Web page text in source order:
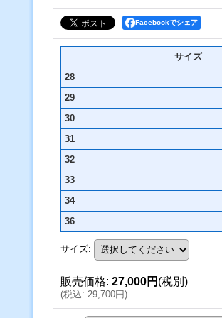
Facebookでシェア
サイズ
28
29
30
31
32
33
34
36
サイズ:
販売価格: 27,000円 (税別)
(税込: 29,700円)